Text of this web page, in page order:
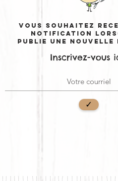
Vous souhaitez
notification
publie une nouvelle
Inscrivez-vous
✓